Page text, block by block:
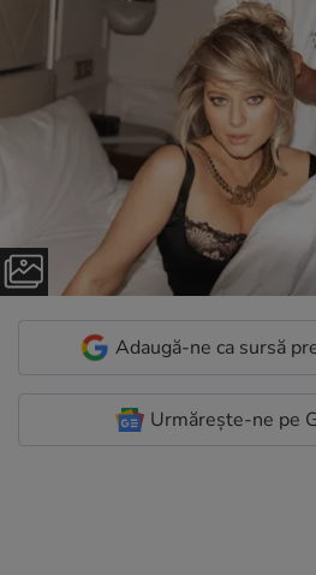
Adaugă-ne ca sursă
Urmărește-ne pe